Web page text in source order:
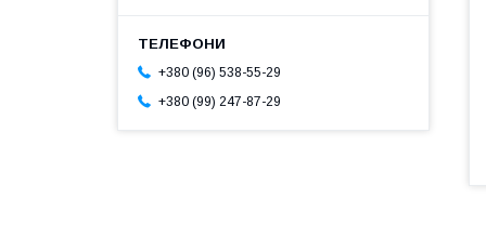
+380 (96) 538-55-29
+380 (99) 247-87-29